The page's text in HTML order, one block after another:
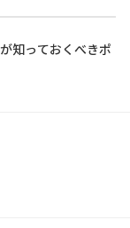
知っておくべきポ